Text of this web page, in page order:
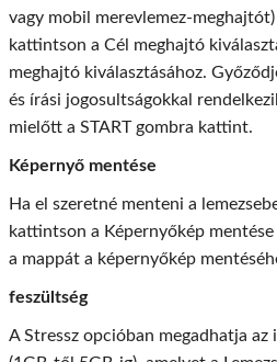
vagy mobil merevlemez-
kattintson a Cél meghajtó
meghajtó kiválasztásához.
és írási jogosultságokkal
mielőtt a START gombra kattint.
Képernyő mentése
Ha el szeretné menteni a
kattintson a Képernyőkép mentése
a mappát a képernyőkép
feszültség
A Stressz opcióban megadhatja